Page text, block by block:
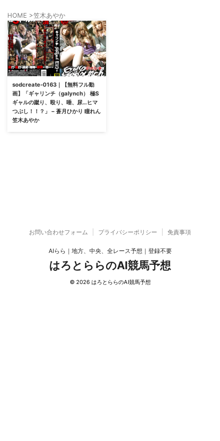
HOME >笠木あやか
sodcreate-0163｜【無料フル動
画】「ギャリンチ（galynch） 極S
ギャルの蹴り、殴り、唾、尿…ヒマ
つぶし！！？」 – 蒼月ひかり 瞳れん
笠木あやか
お問い合わせフォーム プライバシーポリシー 免責事項
AIらら｜地方、中央、全レース予想｜登録不要
はろとららのAI競馬予想
© 2026 はろとららのAI競馬予想